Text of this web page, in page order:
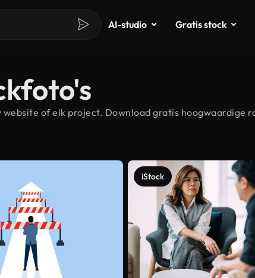
AI-studio Gratis stock
of elk project. Download gratis hoogwaardige
iStock